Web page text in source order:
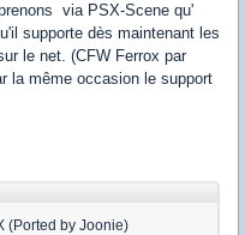
via PSX-Scene qu'
supporte dès maintenant les
le net. (CFW Ferrox par
la même occasion le support
(Ported by Joonie)